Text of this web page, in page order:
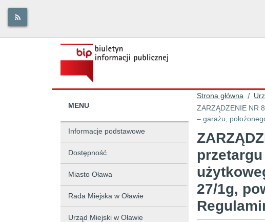
MENU
Informacje podstawowe
Dostępność
Miasto Oława
Rada Miejska w Oławie
Urząd Miejski w Oławie
Strona główna /
ZARZĄDZENIE NR 89/0151/10 w sprawie: ogłoszenia ustnego przetargu nieograniczonego o klucze na wynajem lokalu użytkowego
– garażu,
27/1g,